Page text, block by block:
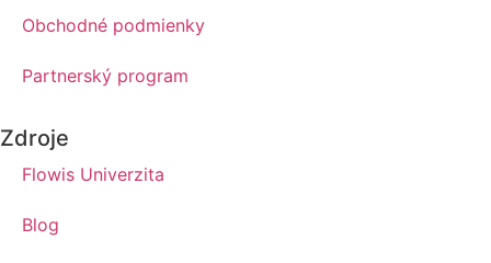
Obchodné podmienky
Partnerský program
Zdroje
Flowis Univerzita
Blog